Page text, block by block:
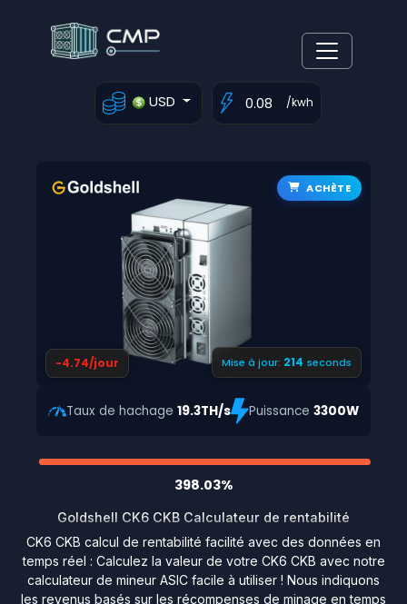
USD /kwh
ACHÈTE
-4.74/jour Mise à jour: 213 seconds
Taux de hachage 19.3TH/s Puissance3300W
398.03%
Goldshell CK6 CKB Calculateur de rentabilité
CK6 CKB calcul de rentabilité facilité avec des données en
temps réel : Calculez la valeur de votre CK6 CKB avec notre
calculateur de mineur ASIC facile à utiliser ! Nous indiquons
les revenus basés sur les récompenses de minage en temps